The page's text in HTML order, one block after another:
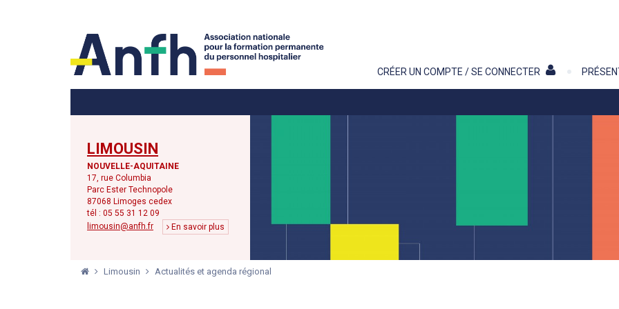
CRÉER UN COMPTE / SE CONNECTER
LIMOUSIN
NOUVELLE-AQUITAINE
17, rue Columbia
Parc Ester Technopole
87068 Limoges cedex
tél : 05 55 31 12 09
limousin@anfh.fr
En savoir plus
Limousin Actualités et agenda régional